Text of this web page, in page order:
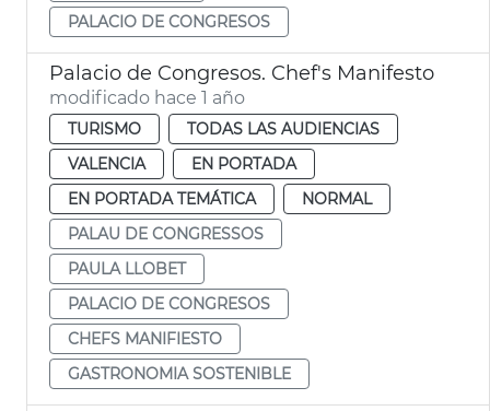
PALACIO DE CONGRESOS
Palacio de Congresos. Chef's Manifesto
modificado hace 1 año
TURISMO
TODAS LAS AUDIENCIAS
VALENCIA
EN PORTADA
EN PORTADA TEMÁTICA
NORMAL
PALAU DE CONGRESSOS
PAULA LLOBET
PALACIO DE CONGRESOS
CHEFS MANIFIESTO
GASTRONOMIA SOSTENIBLE